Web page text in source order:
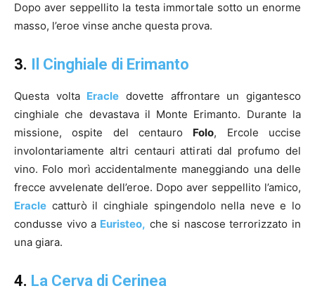
Dopo aver seppellito la testa immortale sotto un enorme
masso, l’eroe vinse anche questa prova.
3. Il Cinghiale di Erimanto
Questa volta Eracle dovette affrontare un gigantesco
cinghiale che devastava il Monte Erimanto. Durante la
missione, ospite del centauro Folo, Ercole uccise
involontariamente altri centauri attirati dal profumo del
vino. Folo morì accidentalmente maneggiando una delle
frecce avvelenate dell’eroe. Dopo aver seppellito l’amico,
Eracle catturò il cinghiale spingendolo nella neve e lo
condusse vivo a Euristeo, che si nascose terrorizzato in
una giara.
4. La Cerva di Cerinea